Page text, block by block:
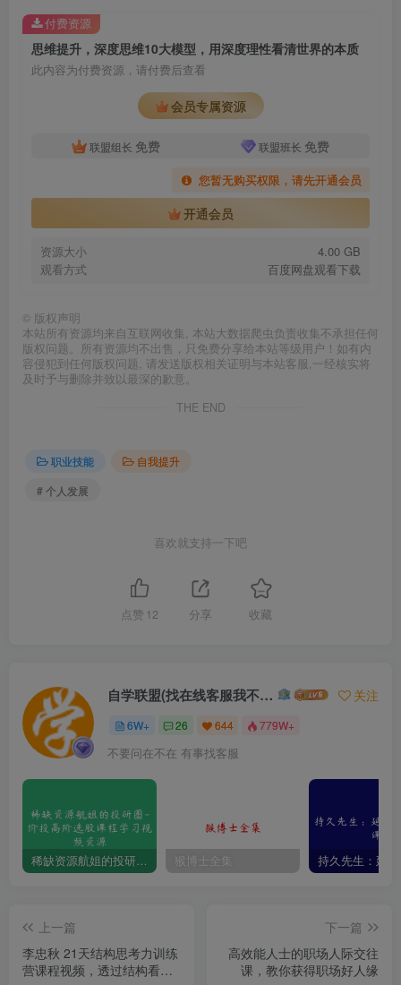
思维提升，深度思维10大模型，用深度理性看清世界的本质
此内容为付费资源，请付费后查看
会员专属资源
联盟组长 免费 联盟班长 免费
您暂无购买权限，请先开通会员
开通会员
资源大小
4.00 GB
观看方式
百度网盘观看下载
付费资源
© 版权声明
本站所有资源均来自互联网收集, 本站大数据爬虫负责收集不承担任何
版权问题。所有资源均不出售，只免费分享给本站等级用户！如有内
容侵犯到任何版权问题, 请发送版权相关证明与本站客服,一经核实将
及时予与删除并致以最深的歉意。
THE END
职业技能
自我提升
# 个人发展
喜欢就支持一下吧
点赞 12 分享 收藏
自学联盟(找在线客服我不回信息的) 关注
6W+ 26 644 779W+
不要问在不在 有事找客服
稀缺资源航姐的投研圈-价投高阶选股课程学习视频资源 猴博士全集
上一篇
李忠秋 21天结构思考力训练
营课程视频，透过结构看世
下一篇
高效能人士的职场人际交往
课，教你获得职场好人缘